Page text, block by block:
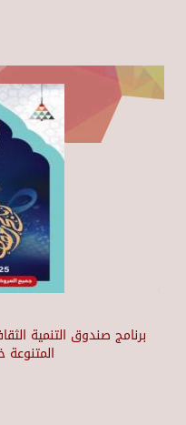
برنامج صندوق التنمية